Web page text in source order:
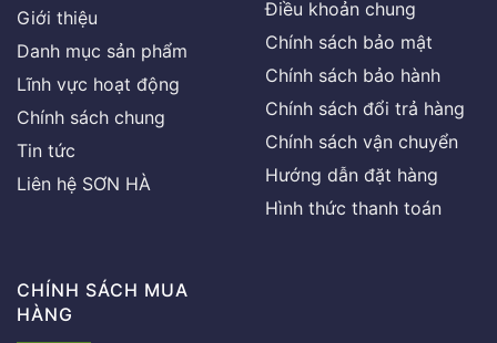
Giới thiệu
Danh mục sản phẩm
Lĩnh vực hoạt động
Chính sách chung
Tin tức
Liên hệ SƠN HÀ
Điều khoản chung
Chính sách bảo mật
Chính sách bảo hành
Chính sách đổi trả hàng
Chính sách vận chuyển
Hướng dẫn đặt hàng
Hình thức thanh toán
CHÍNH SÁCH MUA
HÀNG